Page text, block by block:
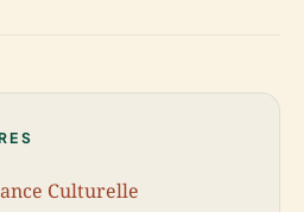
Culturelle